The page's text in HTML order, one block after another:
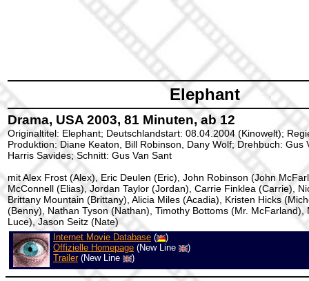
Elephant
Drama, USA 2003, 81 Minuten, ab 12
Originaltitel: Elephant; Deutschlandstart: 08.04.2004 (Kinowelt);
Produktion: Diane Keaton, Bill Robinson, Dany Wolf; Drehbuch: Gus
Harris Savides; Schnitt: Gus Van Sant
mit Alex Frost (Alex), Eric Deulen (Eric), John Robinson (John
McConnell (Elias), Jordan Taylor (Jordan), Carrie Finklea (Carrie),
Brittany Mountain (Brittany), Alicia Miles (Acadia), Kristen Hicks
(Benny), Nathan Tyson (Nathan), Timothy Bottoms (Mr. McFarland),
Luce), Jason Seitz (Nate)
Internet Movie Database (
)
Offizielle Homepage (New Line
)
Trailer(New Line )